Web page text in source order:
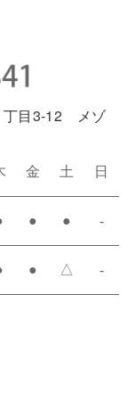
丁目3-12 メゾ
金 土 日
● ● -
● △ -